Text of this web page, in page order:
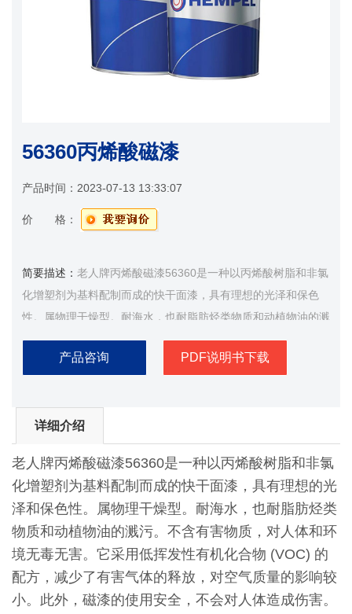
56360丙烯酸磁漆
产品时间： 2023-07-13 13:33:07
价 格：
简要描述： 老人牌丙烯酸磁漆56360是一种以丙烯酸树脂和非氯
化增塑剂为基料配制而成的快干面漆，具有理想的光泽和保色
性。属物理干燥型。耐海水，也耐脂肪烃类物质和动植物油的溅
污。不含有害物质，对人体和环境无毒无害
产品咨询 PDF说明书下载
详细介绍
老人牌丙烯酸磁漆56360是一种以丙烯酸树脂和非氯
化增塑剂为基料配制而成的快干面漆，具有理想的光
泽和保色性。属物理干燥型。耐海水，也耐脂肪烃类
物质和动植物油的溅污。不含有害物质，对人体和环
境无毒无害。它采用低挥发性有机化合物 (VOC) 的
配方，减少了有害气体的释放，对空气质量的影响较
小。此外，磁漆的使用安全，不会对人体造成伤害。